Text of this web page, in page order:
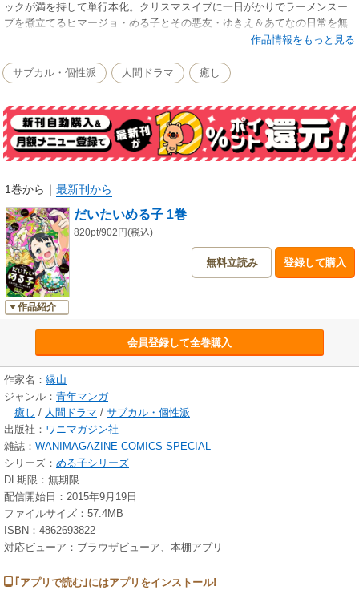
ックが満を持して単行本化。クリスマスイブに一日がかりでラーメンスー
プを煮立てるヒマージョ・める子とその悪友・ゆきえ＆あてなの日常を無
添加成分無調整でまんま収録。人外魔境・ゼロス編集部の裏側にもそこそ
作品情報をもっと見る
サブカル・個性派 人間ドラマ 癒し
1巻から ｜ 最新刊から
作品紹介
だいたいめる子 1巻
820pt/902円(税込)
無料立読み 登録して購入
会員登録して全巻購入
作家名： 縁山
ジャンル： 青年マンガ
癒し / 人間ドラマ / サブカル・個性派
出版社： ワニマガジン社
雑誌： WANIMAGAZINE COMICS SPECIAL
シリーズ： める子シリーズ
DL期限：無期限
配信開始日：2015年9月19日
ファイルサイズ：57.4MB
ISBN：4862693822
対応ビューア：ブラウザビューア、本棚アプリ
｢アプリで読む｣にはアプリをインストール!